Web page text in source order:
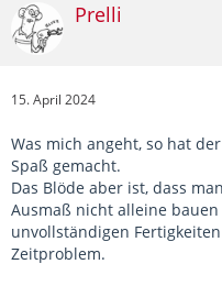
Prelli
15. April 2024
Was mich angeht, so hat
Spaß gemacht.
Das Blöde aber ist, dass
Ausmaß nicht alleine
unvollständigen
Zeitproblem.